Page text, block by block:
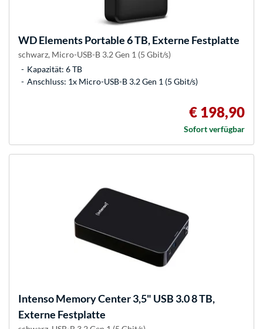
WDElements Portable 6 TB, Externe Festplatte
schwarz, Micro-USB-B 3.2 Gen 1 (5 Gbit/s)
Kapazität: 6 TB
Anschluss: 1x Micro-USB-B 3.2 Gen 1 (5 Gbit/s)
€ 198,90
Sofort verfügbar
IntensoMemory Center 3,5" USB 3.0 8 TB,
Externe Festplatte